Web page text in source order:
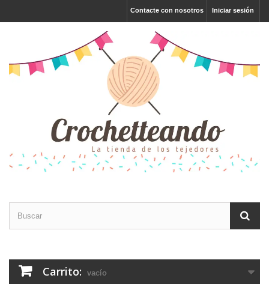
Iniciar sesión
Contacte con nosotros
Carrito: vacío